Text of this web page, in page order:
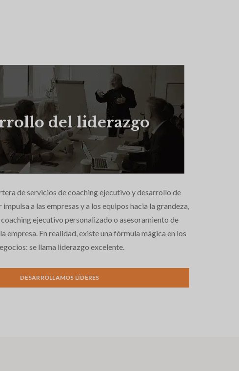
del liderazgo
de servicios de coaching ejecutivo y desarrollo de
a las empresas y a los equipos hacia la grandeza,
coaching ejecutivo personalizado o asesoramiento de
empresa. En realidad, existe una fórmula mágica en los
se llama liderazgo excelente.
DESARROLLAMOS LÍDERES